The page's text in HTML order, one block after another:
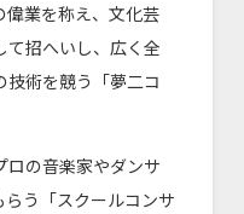
偉業を称え、文化芸
て招へいし、広く全
技術を競う「夢二コ
ロの音楽家やダンサ
う「スクールコンサ